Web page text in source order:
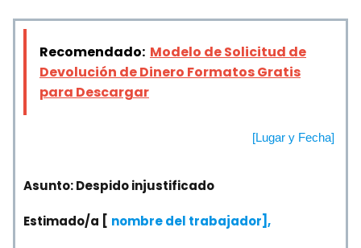
Recomendado: Modelo de Solicitud de
Devolución de Dinero Formatos Gratis
para Descargar
[Lugar y Fecha]
Asunto: Despido injustificado
Estimado/a [ nombre del trabajador],